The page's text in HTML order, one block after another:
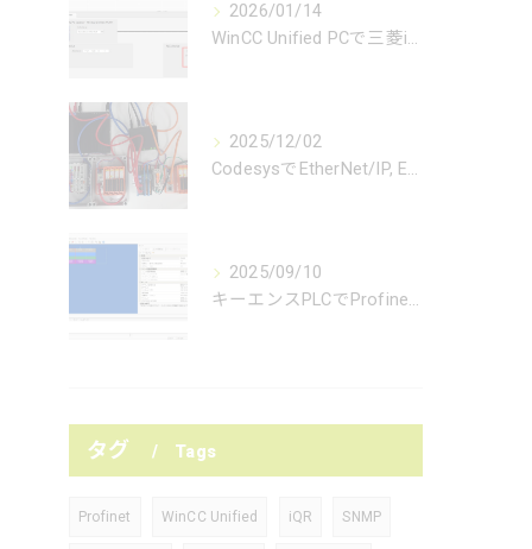
2026/01/14
WinCC Unified PCで三菱iQRに接続
2025/12/02
CodesysでEtherNet/IP, EtherCAT, Modbus TCP接続
2025/09/10
キーエンスPLCでProfinet接続
タグ Tags
Profinet WinCC Unified iQR SNMP